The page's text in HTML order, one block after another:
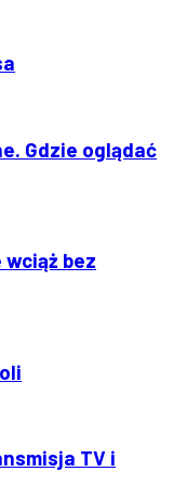
Gdzie oglądać
bez
TV i